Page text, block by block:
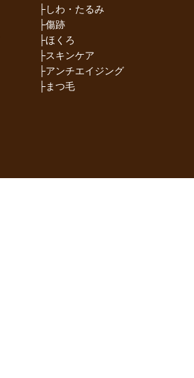
├しわ・たるみ
├傷跡
├ほくろ
├スキンケア
├アンチエイジング
├まつ毛